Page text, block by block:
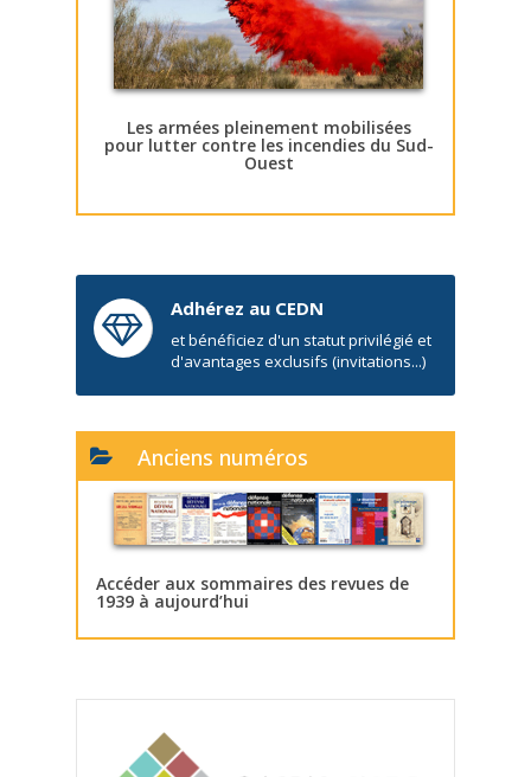
Les armées pleinement mobilisées
pour lutter contre les incendies du Sud-
Ouest
Adhérez au CEDN
et bénéficiez d'un statut privilégié et
d'avantages exclusifs (invitations...)
Anciens numéros
Accéder aux sommaires des revues de
1939 à aujourd’hui